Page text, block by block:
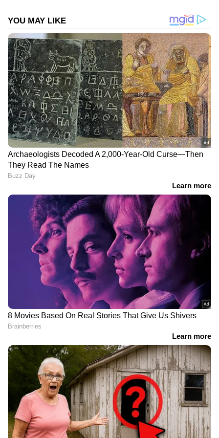
ആവശ്യപ്പെട്ടു. ഇറാന്റെയും
പശ്ചിമേഷ്യയുടെയും പുതിയ
ഉപഗ്രഹചിത്രങ്ങള്‍ പുറത്തുവരരുതെന്നാണ്
യുഎസ് ആവശ്യപ്പെട്ടത്. തുടര്‍ന്ന് ഈ
കമ്പനിയുടെ ദൃശ്യങ്ങള്‍ ലഭ്യമല്ലാതായി. പ്ലാനറ്റില്‍
നിന്നുള്ള പഴയ ചിത്രങ്ങളും വിവിധ
ഏജന്‍സികളുടെ ഉപഗ്രഹ ചിത്രങ്ങളും വിവിധ
വീഡിയോകളും ഉപയോഗിച്ചാണ് ഇറാന്‍
ആക്രമണങ്ങളുടെ നാശനഷ്ടങ്ങള്‍ ബിബിസി
കണ്ടെത്തിയത്.
Related Articles
DOWNLOAD APP
ഇന്ത്യയിലെയും ലോകമെമ്പാടുമുള്ള എല്ലാ
അറിയാൻ എപ്പോഴും
ഏഷ്യാനെറ്റ് ന്യൂസ് വാർത്തകൾ.Malayalam
Live Newsതത്സമയ അപ്‌ഡേറ്റുകളും
ആഴത്തിലുള്ള വിശകലനവും സമഗ്രമായ
റിപ്പോർട്ടിംഗും — എല്ലാം ഒരൊറ്റ സ്ഥലത്ത്.
ഏത് സമയത്തും, എവിടെയും
വിശ്വസനീയമായ വാർത്തകൾ ലഭിക്കാൻ
Asianet News Malayalam